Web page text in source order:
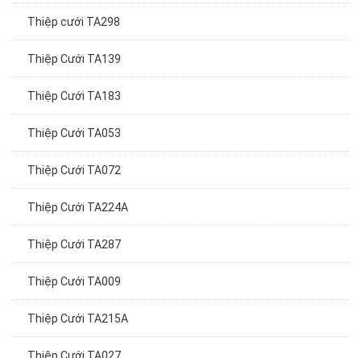
Thiệp cưới TA298
Thiệp Cưới TA139
Thiệp Cưới TA183
Thiệp Cưới TA053
Thiệp Cưới TA072
Thiệp Cưới TA224A
Thiệp Cưới TA287
Thiệp Cưới TA009
Thiệp Cưới TA215A
Thiệp Cưới TA027